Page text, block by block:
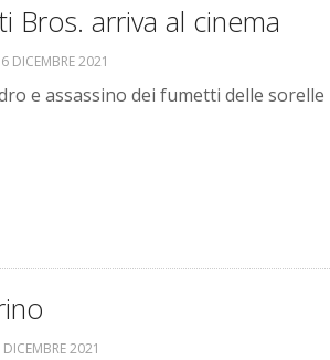
Bros. arriva al cinema
DICEMBRE 2021
e assassino dei fumetti delle sorelle
2021